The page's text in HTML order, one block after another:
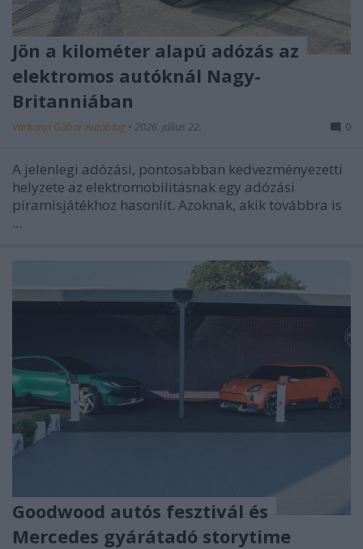
Jön a kilométer alapú adózás az
elektromos autóknál Nagy-
Britanniában
Várkonyi Gábor Autóblog • 2026. július 22. 0
A jelenlegi adózási, pontosabban kedvezményezetti
helyzete az elektromobilitásnak egy adózási
piramisjátékhoz hasonlít. Azoknak, akik továbbra is
...
Goodwood autós fesztivál és
Mercedes gyárátadó storytime